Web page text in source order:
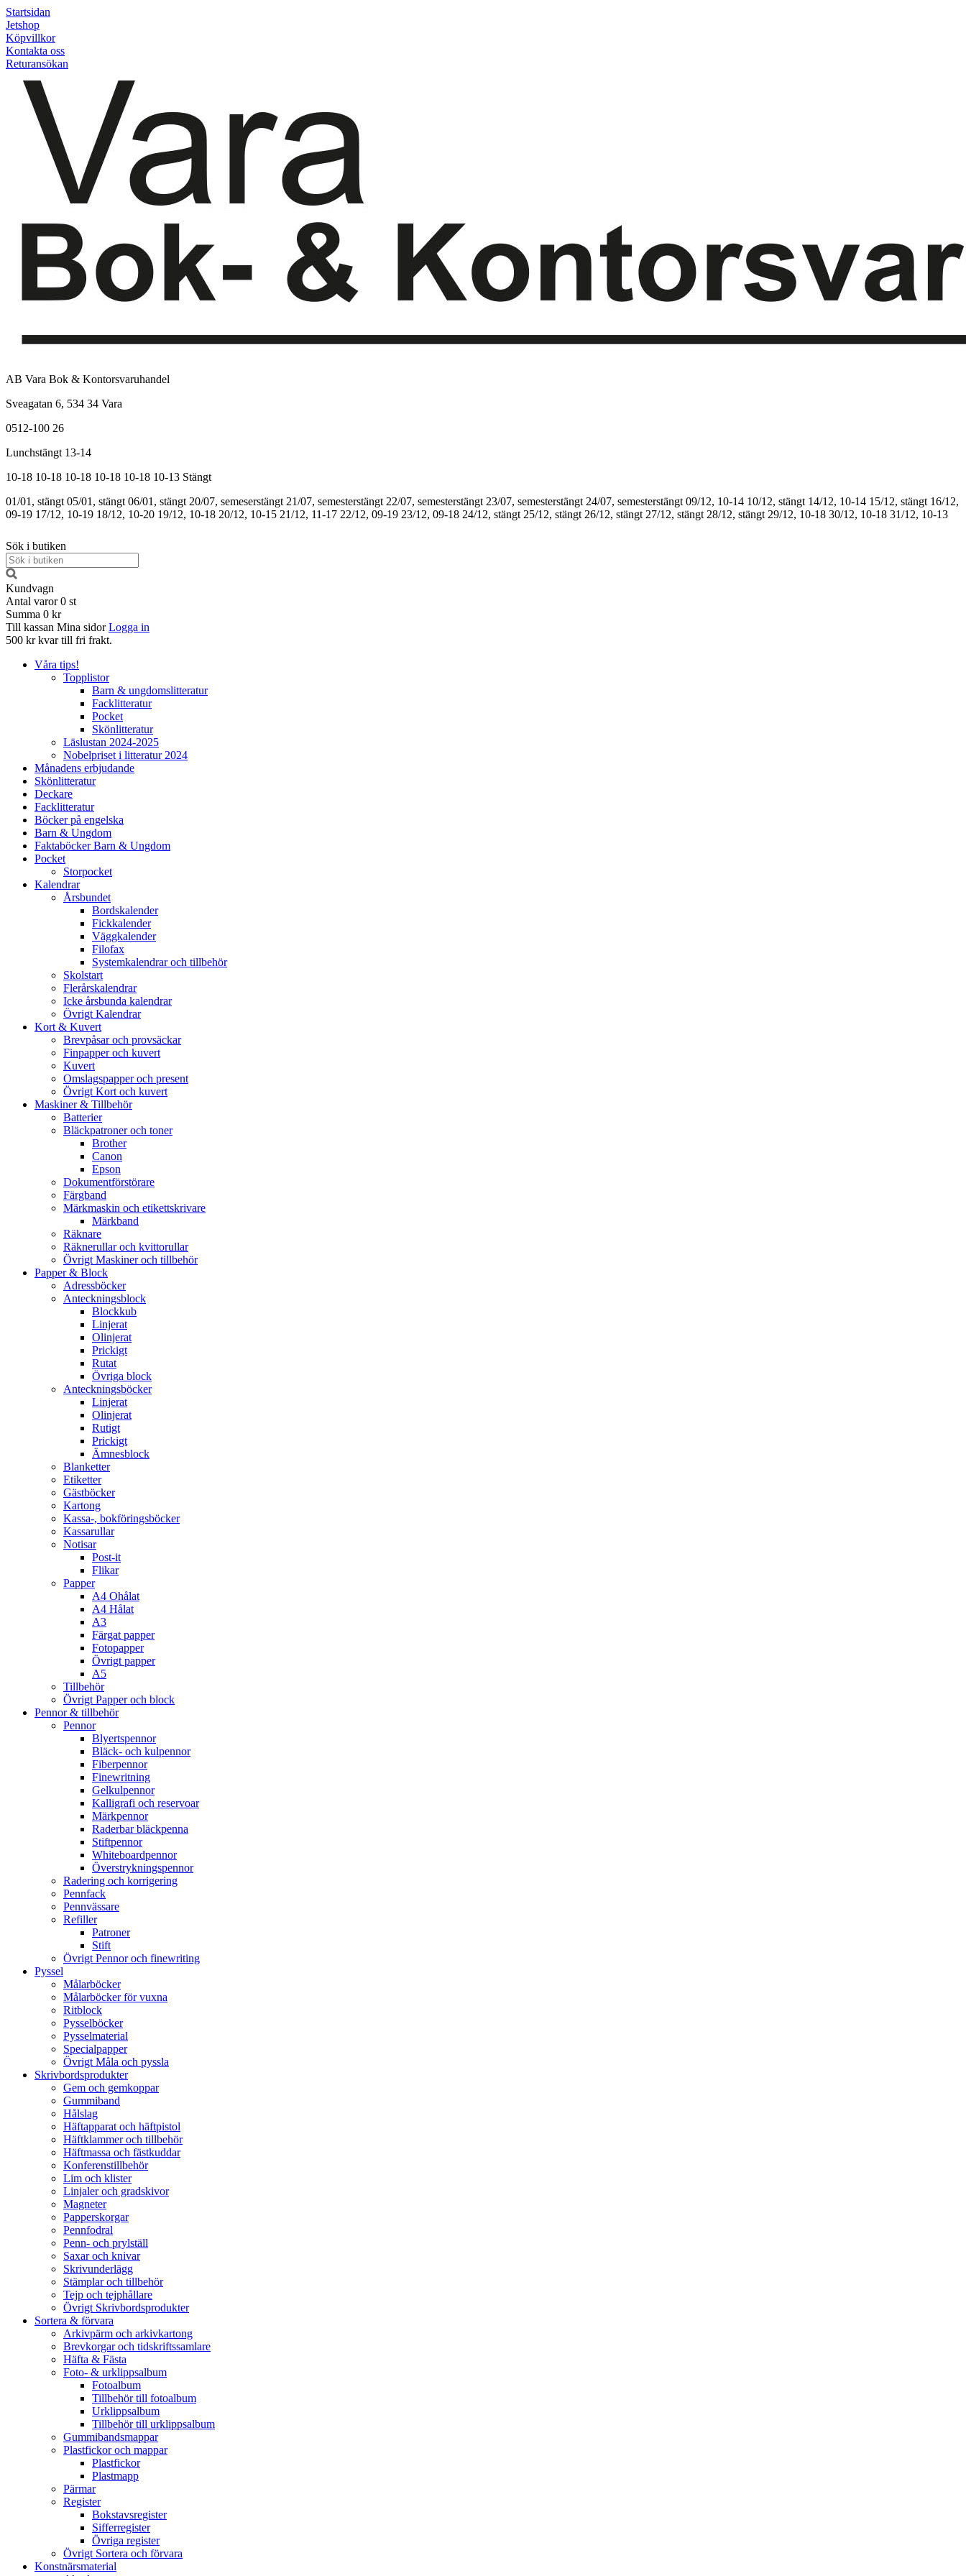
Startsidan
Jetshop
Köpvillkor
Kontakta oss
Returansökan
AB Vara Bok & Kontorsvaruhandel
Sveagatan 6, 534 34 Vara
0512-100 26
Lunchstängt 13-14
10-18 10-18 10-18 10-18 10-18 10-13 Stängt
01/01, stängt 05/01, stängt 06/01, stängt 20/07, semeserstängt 21/07, semesterstängt 22/07, semesterstängt 23/07, semesterstängt 24/07, semesterstängt 09/12, 10-14 10/12, stängt 14/12, 10-14 15/12, stängt 16/12,
09-19 17/12, 10-19 18/12, 10-20 19/12, 10-18 20/12, 10-15 21/12, 11-17 22/12, 09-19 23/12, 09-18 24/12, stängt 25/12, stängt 26/12, stängt 27/12, stängt 28/12, stängt 29/12, 10-18 30/12, 10-18 31/12, 10-13
Sök i butiken
Kundvagn
Antal varor 0 st
Summa 0 kr
Till kassan Mina sidor Logga in
500 kr kvar till fri frakt.
Våra tips!
Topplistor
Barn & ungdomslitteratur
Facklitteratur
Pocket
Skönlitteratur
Läslustan 2024-2025
Nobelpriset i litteratur 2024
Månadens erbjudande
Skönlitteratur
Deckare
Facklitteratur
Böcker på engelska
Barn & Ungdom
Faktaböcker Barn & Ungdom
Pocket
Storpocket
Kalendrar
Årsbundet
Bordskalender
Fickkalender
Väggkalender
Filofax
Systemkalendrar och tillbehör
Skolstart
Flerårskalendrar
Icke årsbunda kalendrar
Övrigt Kalendrar
Kort & Kuvert
Brevpåsar och provsäckar
Finpapper och kuvert
Kuvert
Omslagspapper och present
Övrigt Kort och kuvert
Maskiner & Tillbehör
Batterier
Bläckpatroner och toner
Brother
Canon
Epson
Dokumentförstörare
Färgband
Märkmaskin och etikettskrivare
Märkband
Räknare
Räknerullar och kvittorullar
Övrigt Maskiner och tillbehör
Papper & Block
Adressböcker
Anteckningsblock
Blockkub
Linjerat
Olinjerat
Prickigt
Rutat
Övriga block
Anteckningsböcker
Linjerat
Olinjerat
Rutigt
Prickigt
Ämnesblock
Blanketter
Etiketter
Gästböcker
Kartong
Kassa-, bokföringsböcker
Kassarullar
Notisar
Post-it
Flikar
Papper
A4 Ohålat
A4 Hålat
A3
Färgat papper
Fotopapper
Övrigt papper
A5
Tillbehör
Övrigt Papper och block
Pennor & tillbehör
Pennor
Blyertspennor
Bläck- och kulpennor
Fiberpennor
Finewritning
Gelkulpennor
Kalligrafi och reservoar
Märkpennor
Raderbar bläckpenna
Stiftpennor
Whiteboardpennor
Överstrykningspennor
Radering och korrigering
Pennfack
Pennvässare
Refiller
Patroner
Stift
Övrigt Pennor och finewriting
Pyssel
Målarböcker
Målarböcker för vuxna
Ritblock
Pysselböcker
Pysselmaterial
Specialpapper
Övrigt Måla och pyssla
Skrivbordsprodukter
Gem och gemkoppar
Gummiband
Hålslag
Häftapparat och häftpistol
Häftklammer och tillbehör
Häftmassa och fästkuddar
Konferenstillbehör
Lim och klister
Linjaler och gradskivor
Magneter
Papperskorgar
Pennfodral
Penn- och prylställ
Saxar och knivar
Skrivunderlägg
Stämplar och tillbehör
Tejp och tejphållare
Övrigt Skrivbordsprodukter
Sortera & förvara
Arkivpärm och arkivkartong
Brevkorgar och tidskriftssamlare
Häfta & Fästa
Foto- & urklippsalbum
Fotoalbum
Tillbehör till fotoalbum
Urklippsalbum
Tillbehör till urklippsalbum
Gummibandsmappar
Plastfickor och mappar
Plastfickor
Plastmapp
Pärmar
Register
Bokstavsregister
Sifferregister
Övriga register
Övrigt Sortera och förvara
Konstnärsmaterial